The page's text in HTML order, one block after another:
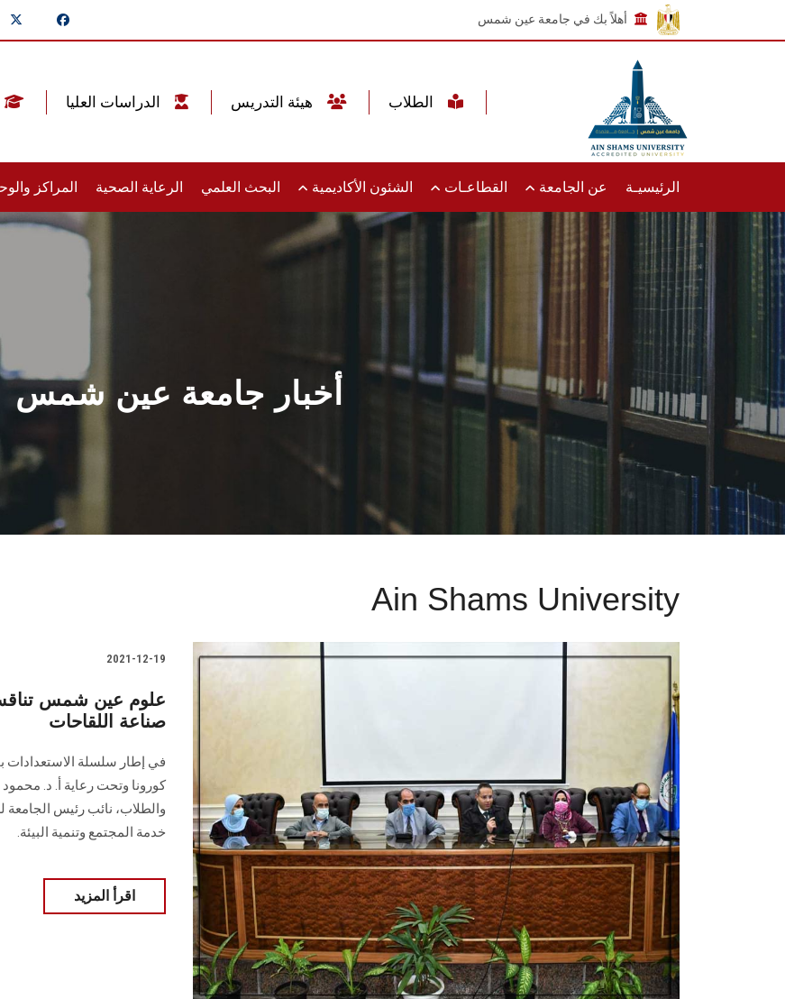
أهلاً بك في جامعة عين شمس
الرئيسيـة عن الجامعة القطاعـات الشئون الأكاديمية البحث العلمي الرعاية الصحية المراكز
أخبار جامعة عين شمس
Ain Shams University
2021-12-19
علوم عين شمس تناقش
صناعة اللقاحات
في إطار سلسلة
كورونا وتحت رعاية أ. د.
والطلاب، نائب رئيس
خدمة المجتمع وتنمية البيئة.
اقرأ المزيد